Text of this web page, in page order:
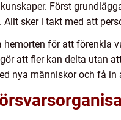
Först
sker i takt med att
för att förenkla
att fler kan delta utan
nya människor och få in